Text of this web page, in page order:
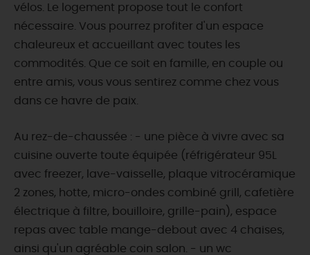
vélos. Le logement propose tout le confort
nécessaire. Vous pourrez profiter d'un espace
chaleureux et accueillant avec toutes les
commodités. Que ce soit en famille, en couple ou
entre amis, vous vous sentirez comme chez vous
dans ce havre de paix.
Au rez-de-chaussée : - une pièce à vivre avec sa
cuisine ouverte toute équipée (réfrigérateur 95L
avec freezer, lave-vaisselle, plaque vitrocéramique
2 zones, hotte, micro-ondes combiné grill, cafetière
électrique à filtre, bouilloire, grille-pain), espace
repas avec table mange-debout avec 4 chaises,
ainsi qu'un agréable coin salon. - un wc